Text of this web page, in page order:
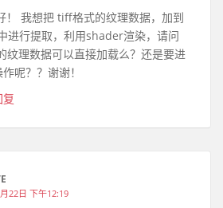
！ 我想把 tiff格式的纹理数据，加到
进行提取，利用shader渲染，请问
纹理数据可以直接加载么？还是要进
呢？？谢谢！
复
22日 下午12:19